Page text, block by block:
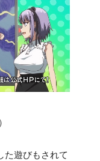
た遊びもされて